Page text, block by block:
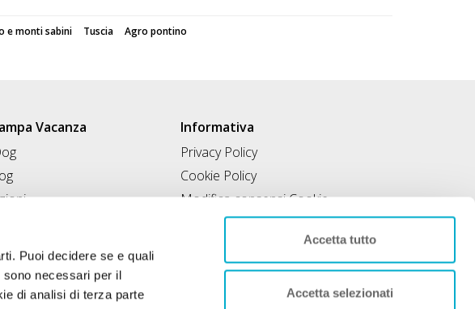
Puoi decidere se e quali
necessari per il
di analisi di terza parte
Accetta tutto
Accetta selezionati
e monti sabini Tuscia
Agro pontino
Vacanza
Informativa
Privacy Policy
Cookie Policy
Modifica consensi Cookie
Condizioni di utilizzo
Contratto di inclusione